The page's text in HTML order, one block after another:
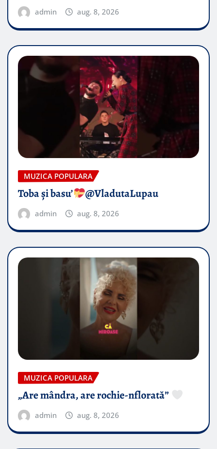
admin aug. 8, 2026
MUZICA POPULARA
Toba și basu’ @VladutaLupau
admin aug. 8, 2026
MUZICA POPULARA
„Are mândra, are rochie-nflorată”
admin aug. 8, 2026